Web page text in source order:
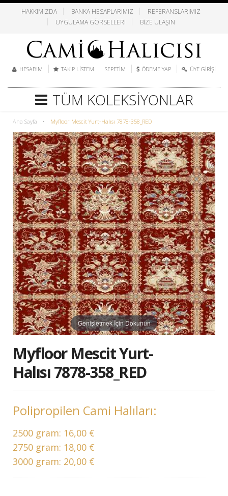
HAKKIMIZDA BANKA HESAPLARIMIZ
REFERANSLARIMIZ
UYGULAMA GÖRSELLERI
BIZE ULAŞIN
HESABIM TAKIP LISTEM SEPETIM ÖDEME YAP ÜYE GIRIŞI
TÜM KOLEKSIYONLAR
Ana Sayfa • Myfloor Mescit Yurt-Halısı 7878-358_RED
Genişletmek İçin Dokunun
Myfloor Mescit Yurt-
Halısı 7878-358_RED
Polipropilen Cami Halıları:
2500 gram: 16,00 €
2750 gram: 18,00 €
3000 gram: 20,00 €